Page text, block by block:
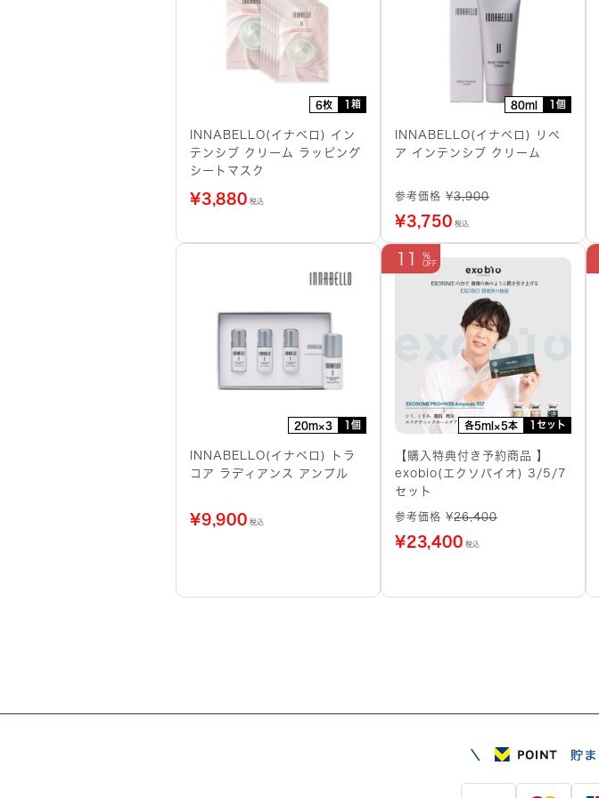
6枚 1箱
INNABELLO(イナベロ) イン
テンシブ クリーム ラッピング
シートマスク
¥3,880 税込
80ml 1個
INNABELLO(イナベロ) リペ
ア インテンシブ クリーム
参考価格 ¥3,900
¥3,750 税込
20m×3 1個
INNABELLO(イナベロ) トラ
コア ラディアンス アンプル
¥9,900 税込
各5ml×5本 1セット
11
【購入特典付き予約商品 】
exobio(エクソバイオ) 3/5/7
セット
参考価格 ¥26,400
¥23,400 税込